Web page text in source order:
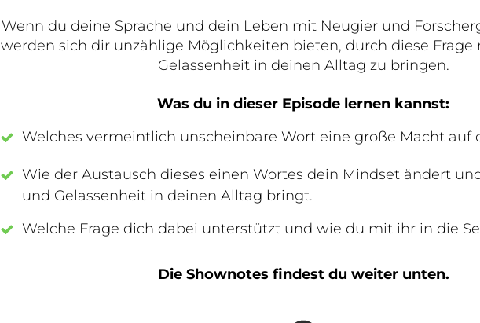
Wenn du deine Sprache und dein Leben mit Neugier und
werden sich dir unzählige Möglichkeiten bieten, durch diese Frage
Gelassenheit in deinen Alltag zu bringen.
Was du in dieser Episode lernen kannst:
Welches vermeintlich unscheinbare Wort eine große Macht auf
Wie der Austausch dieses einen Wortes dein Mindset ändert
und Gelassenheit in deinen Alltag bringt.
Welche Frage dich dabei unterstützt und wie du mit ihr in die
Die Shownotes findest du weiter unten.